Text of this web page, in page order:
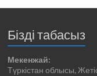
Бізді табасыз
Мекенжай:
Түркістан облысы,